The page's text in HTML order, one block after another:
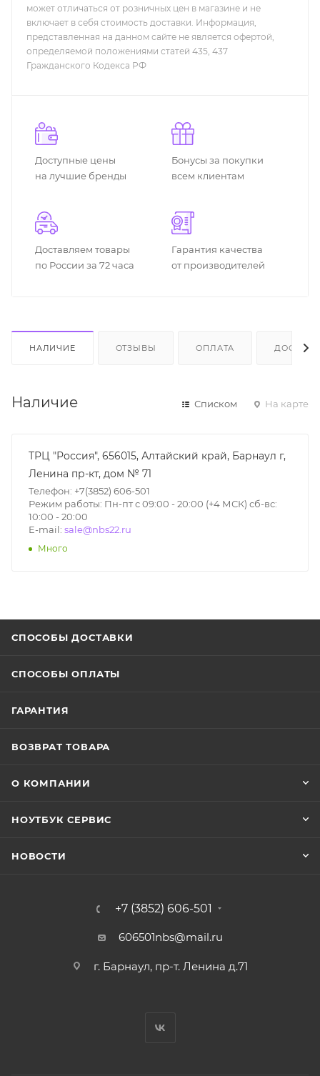
может отличаться от розничных цен в магазине и не
включает в себя стоимость доставки. Информация,
представленная на данном сайте не является офертой,
определяемой положениями статей 435, 437
Гражданского Кодекса РФ
Доступные цены
на лучшие бренды
Бонусы за покупки
всем клиентам
Доставляем товары
по России за 72 часа
Гарантия качества
от производителей
НАЛИЧИЕ ОТЗЫВЫ ОПЛАТА
Наличие Списком На карте
ТРЦ "Россия", 656015, Алтайский край, Барнаул г,
Ленина пр-кт, дом № 71
Телефон: +7(3852) 606-501
Режим работы: Пн-пт с 09:00 - 20:00 (+4 МСК) сб-вс:
10:00 - 20:00
E-mail: sale@nbs22.ru
Много
СПОСОБЫ ДОСТАВКИ
СПОСОБЫ ОПЛАТЫ
ГАРАНТИЯ
ВОЗВРАТ ТОВАРА
О КОМПАНИИ
НОУТБУК СЕРВИС
НОВОСТИ
+7 (3852) 606-501
606501nbs@mail.ru
г. Барнаул, пр-т. Ленина д.71